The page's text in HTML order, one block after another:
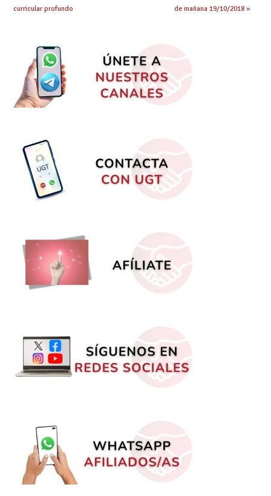
curricular profundo
de mañana 19/10/2018»